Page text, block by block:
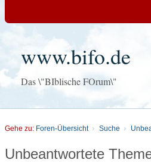
www.bifo.de
Das \"BIblische FOrum\"
Gehe zu: Foren-Übersicht Suche
Unbeantwortete